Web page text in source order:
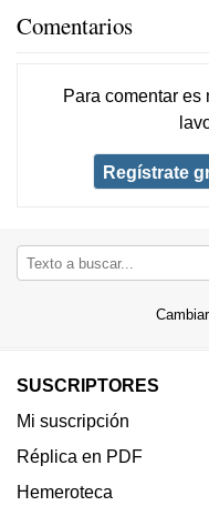
Comentarios
Para comentar es
Regístrate
SUSCRIPTORES
Mi suscripción
Réplica en PDF
Hemeroteca